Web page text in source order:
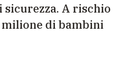
A rischio
di bambini